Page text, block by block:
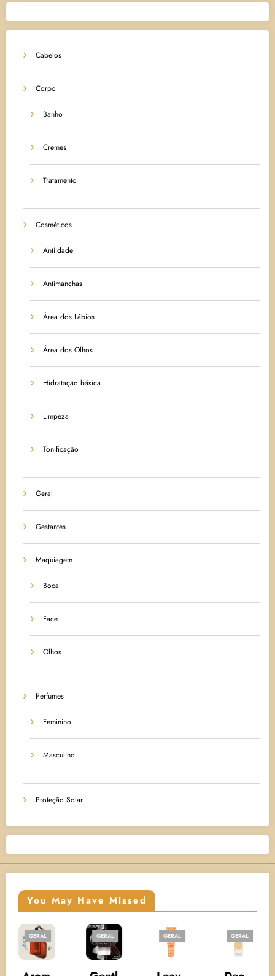
Cabelos
Corpo
Banho
Cremes
Tratamento
Cosméticos
Antiidade
Antimanchas
Área dos Lábios
Área dos Olhos
Hidratação básica
Limpeza
Tonificação
Geral
Gestantes
Maquiagem
Boca
Face
Olhos
Perfumes
Feminino
Masculino
Proteção Solar
You May Have Missed
GERAL GERAL GERAL GERAL